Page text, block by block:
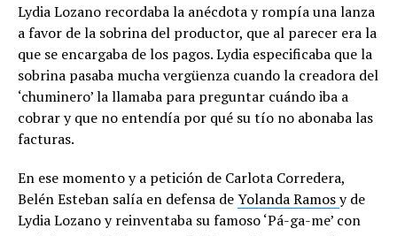
Lydia Lozano recordaba la anécdota y rompía una lanza
a favor de la sobrina del productor, que al parecer era la
que se encargaba de los pagos. Lydia especificaba que la
sobrina pasaba mucha vergüenza cuando la creadora del
‘chuminero’ la llamaba para preguntar cuándo iba a
cobrar y que no entendía por qué su tío no abonaba las
facturas.
En ese momento y a petición de Carlota Corredera,
Belén Esteban salía en defensa deYolanda Ramosy de
Lydia Lozano y reinventaba su famoso ‘Pá-ga-me’ con